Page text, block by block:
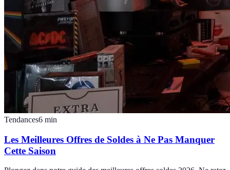
Tendances6 min
Les Meilleures Offres de Soldes à Ne Pas Manquer
Cette Saison